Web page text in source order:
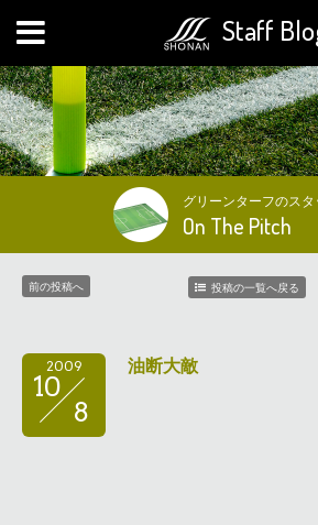
Staff
MENU
グリーンターフのス
On The Pitch
前の投稿へ 投稿の一覧へ戻る
2009
10
8
油断大敵